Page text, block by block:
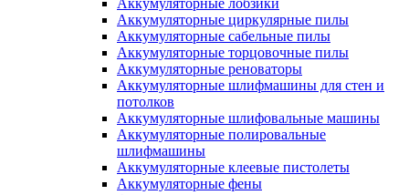
Аккумуляторные лобзики
Аккумуляторные циркулярные пилы
Аккумуляторные сабельные пилы
Аккумуляторные торцовочные пилы
Аккумуляторные реноваторы
Аккумуляторные шлифмашины для стен и
потолков
Аккумуляторные шлифовальные машины
Аккумуляторные полировальные
шлифмашины
Аккумуляторные клеевые пистолеты
Аккумуляторные фены